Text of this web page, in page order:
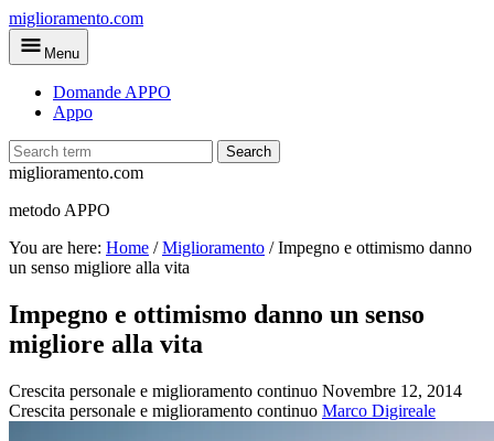
Skip
to
main
miglioramento.com
Menu
Domande APPO
Appo
Search
miglioramento.com
metodo APPO
You are here: Home /Miglioramento /Impegno e ottimismo danno
un senso migliore alla vita
Impegno e ottimismo danno un senso
migliore alla vita
Crescita personale e miglioramento continuo Novembre 12, 2014
Crescita personale e miglioramento continuo Marco Digireale